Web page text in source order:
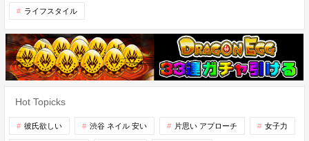
ライフスタイル
Hot Topicks
彼氏欲しい 渋谷 ネイル 安い 片思い アプローチ 女子力